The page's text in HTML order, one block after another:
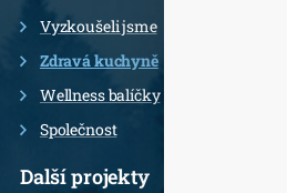
Vyzkoušeli jsme
Zdravá kuchyně
Wellness balíčky
Společnost
Další projekty